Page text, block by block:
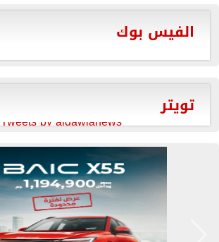
الفيس بوك
تويتر
Tweets by aldawlanews